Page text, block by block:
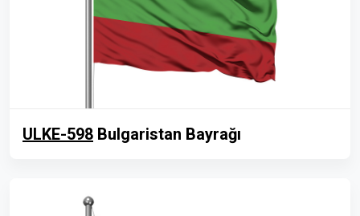
ULKE-598 Bulgaristan Bayrağı